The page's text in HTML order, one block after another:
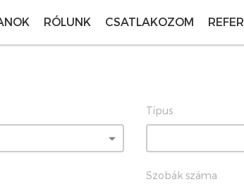
RÓLUNK CSATLAKOZOM
Típus
Szobák száma